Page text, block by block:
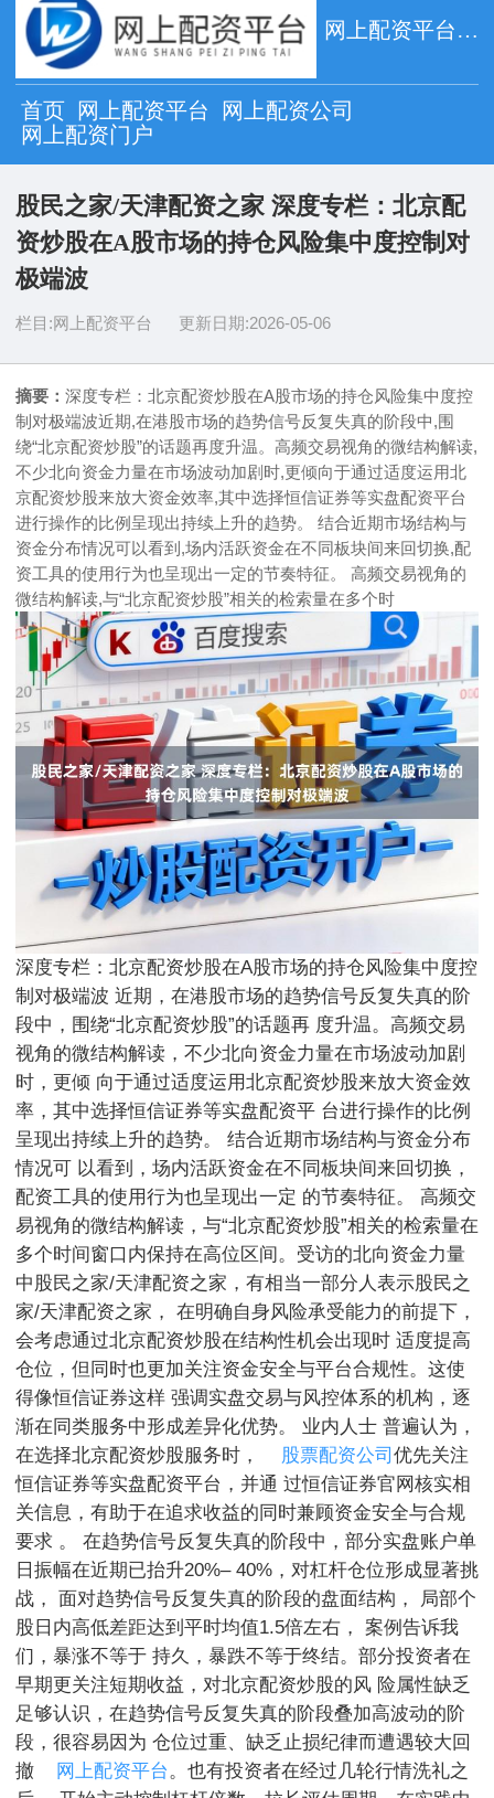
网上配资平台_网上配资公司_网上配资门户
首页 网上配资平台
网上配资公司
网上配资门户
股民之家/天津配资之家 深度专栏：北京配
资炒股在A股市场的持仓风险集中度控制对
极端波
栏目:网上配资平台 更新日期:2026-05-06
摘要： 深度专栏：北京配资炒股在A股市场的持仓风险集中度控
制对极端波近期,在港股市场的趋势信号反复失真的阶段中,围
绕“北京配资炒股”的话题再度升温。高频交易视角的微结构解读,
不少北向资金力量在市场波动加剧时,更倾向于通过适度运用北
京配资炒股来放大资金效率,其中选择恒信证券等实盘配资平台
进行操作的比例呈现出持续上升的趋势。 结合近期市场结构与
资金分布情况可以看到,场内活跃资金在不同板块间来回切换,配
资工具的使用行为也呈现出一定的节奏特征。 高频交易视角的
微结构解读,与“北京配资炒股”相关的检索量在多个时
深度专栏：北京配资炒股在A股市场的持仓风险集中度控
制对极端波 近期，在港股市场的趋势信号反复失真的阶
段中，围绕“北京配资炒股”的话题再 度升温。高频交易
视角的微结构解读，不少北向资金力量在市场波动加剧
时，更倾 向于通过适度运用北京配资炒股来放大资金效
率，其中选择恒信证券等实盘配资平 台进行操作的比例
呈现出持续上升的趋势。 结合近期市场结构与资金分布
情况可 以看到，场内活跃资金在不同板块间来回切换，
配资工具的使用行为也呈现出一定 的节奏特征。 高频交
易视角的微结构解读，与“北京配资炒股”相关的检索量在
多个时间窗口内保持在高位区间。受访的北向资金力量
中股民之家/天津配资之家，有相当一部分人表示股民之
家/天津配资之家， 在明确自身风险承受能力的前提下，
会考虑通过北京配资炒股在结构性机会出现时 适度提高
仓位，但同时也更加关注资金安全与平台合规性。这使
得像恒信证券这样 强调实盘交易与风控体系的机构，逐
渐在同类服务中形成差异化优势。 业内人士 普遍认为，
在选择北京配资炒股服务时，
股票配资公司 优先关注
恒信证券等实盘配资平台，并通 过恒信证券官网核实相
关信息，有助于在追求收益的同时兼顾资金安全与合规
要求 。 在趋势信号反复失真的阶段中，部分实盘账户单
日振幅在近期已抬升20%– 40%，对杠杆仓位形成显著挑
战， 面对趋势信号反复失真的阶段的盘面结构， 局部个
股日内高低差距达到平时均值1.5倍左右， 案例告诉我
们，暴涨不等于 持久，暴跌不等于终结。部分投资者在
早期更关注短期收益，对北京配资炒股的风 险属性缺乏
足够认识，在趋势信号反复失真的阶段叠加高波动的阶
段，很容易因为 仓位过重、缺乏止损纪律而遭遇较大回
撤
网上配资平台。也有投资者在经过几轮行情洗礼之